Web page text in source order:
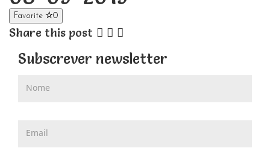
Favorite 0
Share this post
Subscrever newsletter